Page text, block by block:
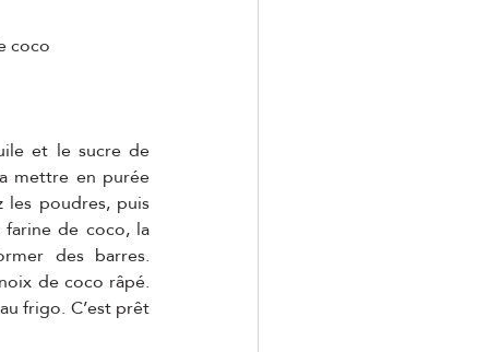
coco
et le sucre de
mettre en purée
poudres, puis
de coco, la
des barres.
de coco râpé.
frigo. C’est prêt